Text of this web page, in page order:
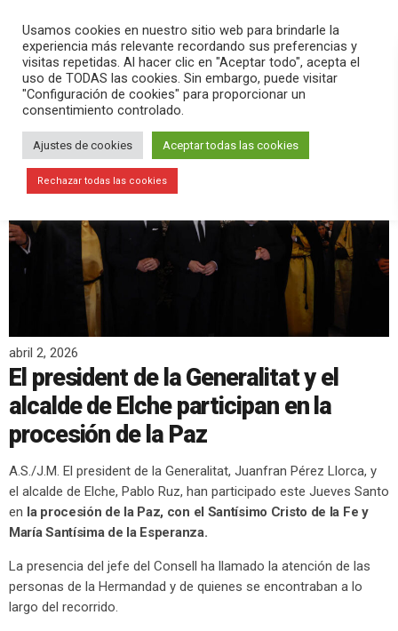
search menu pause PLAY
abril 2, 2026
El president de la Generalitat y el
alcalde de Elche participan en la
procesión de la Paz
A.S./J.M. El president de la Generalitat, Juanfran Pérez Llorca, y
el alcalde de Elche, Pablo Ruz, han participado este Jueves Santo
en la procesión de la Paz, con el Santísimo Cristo de la Fe y
María Santísima de la Esperanza.
La presencia del jefe del Consell ha llamado la atención de las
personas de la Hermandad y de quienes se encontraban a lo
largo del recorrido.
Usamos cookies en nuestro sitio web para brindarle la
experiencia más relevante recordando sus preferencias y
visitas repetidas. Al hacer clic en "Aceptar todo", acepta el
uso de TODAS las cookies. Sin embargo, puede visitar
"Configuración de cookies" para proporcionar un
consentimiento controlado.
Ajustes de cookies Aceptar todas las cookies
Rechazar todas las cookies